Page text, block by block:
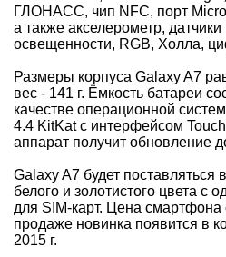
ГЛОНАСС, чип NFC, порт
а также акселерометр,
освещенности, RGB, Холла,
Размеры корпуса Galaxy A7
вес - 141 г. Ёмкость батареи
качестве операционной
4.4 KitKat с интерфейсом
аппарат получит обновление
Galaxy A7 будет поставляться
белого и золотистого цвета с
для SIM-карт. Цена смартфона
продаже новинка появится в
2015 г.